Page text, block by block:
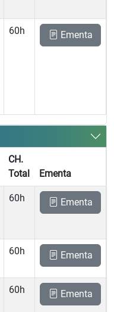
60h Ementa
CH.
Total
Ementa
60h Ementa
60h Ementa
60h Ementa